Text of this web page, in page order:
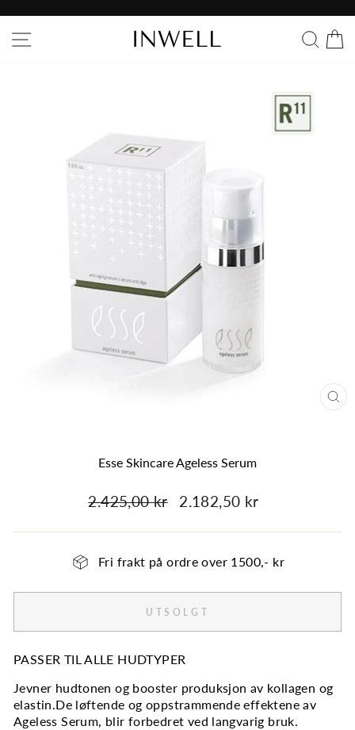
Esse Skincare Ageless Serum
2.425,00 kr 2.182,50 kr
Fri frakt på ordre over 1500,- kr
UTSOLGT
PASSER TIL ALLE HUDTYPER
Jevner hudtonen og booster produksjon av kollagen og
elastin.De løftende og oppstrammende effektene av
Ageless Serum, blir forbedret ved langvarig bruk.